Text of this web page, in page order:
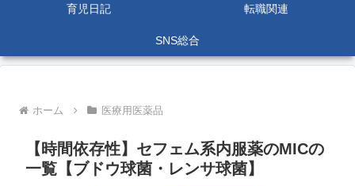
育児日記 転職関連
SNS総合
ホーム 医療用医薬品
【時間依存性】セフェム系内服薬のMICの
一覧【ブドウ球菌・レンサ球菌】